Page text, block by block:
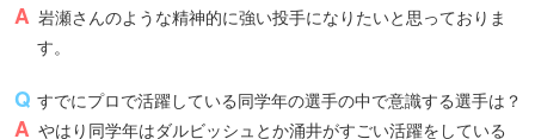
岩瀬さんのような精神的に強い投手になりたいと思っておりま
す。
すでにプロで活躍している同学年の選手の中で意識する選手は？
やはり同学年はダルビッシュとか涌井がすごい活躍をしている